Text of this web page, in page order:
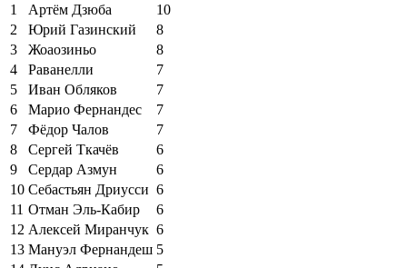
1
Артём Дзюба
10
2
Юрий Газинский
8
3
Жоаозиньо
8
4
Раванелли
7
5
Иван Обляков
7
6
Марио Фернандес
7
7
Фёдор Чалов
7
8
Сергей Ткачёв
6
9
Сердар Азмун
6
10 Себастьян Дриусси 6
11 Отман Эль-Кабир
6
12 Алексей Миранчук 6
13 Мануэл Фернандеш 5